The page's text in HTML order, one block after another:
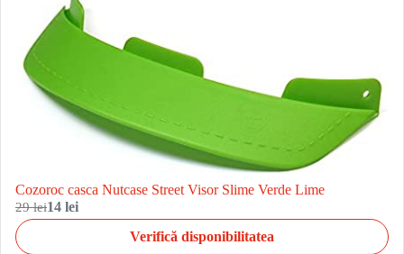
Cozoroc casca Nutcase Street Visor Slime Verde Lime
29 lei14 lei
Verifică disponibilitatea